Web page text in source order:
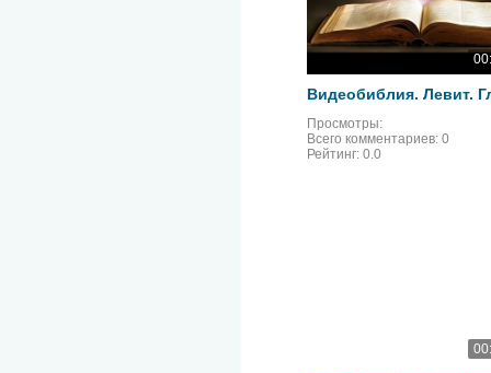
Просмотры:
Всего комментариев: 0
Рейтинг: 0.0